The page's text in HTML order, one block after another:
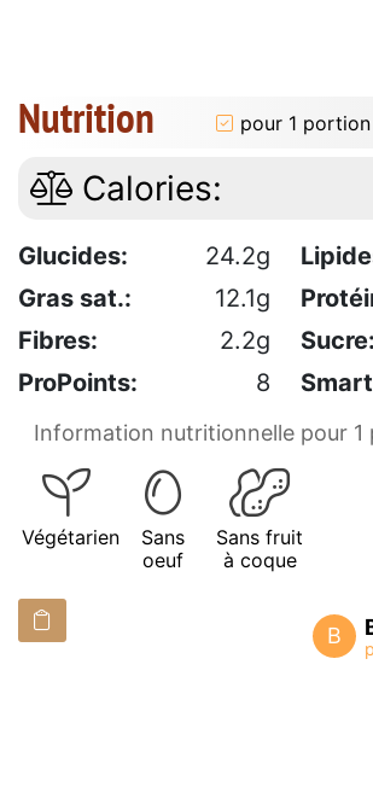
Nutrition pour 1 portion
Calories:
Glucides: 24.2g
Gras sat.:
12.1g
Fibres:
2.2g Sucre:
ProPoints:
8
Information nutritionnelle pour
Végétarien
Sans
oeuf
Sans fruit
à coque
B